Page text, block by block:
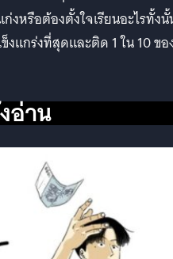
งหรือต้องตั้งใจเรียนอะไรทั้ง
แกร่งที่สุดและติด 1 ใน 10 ขอ
อ่าน